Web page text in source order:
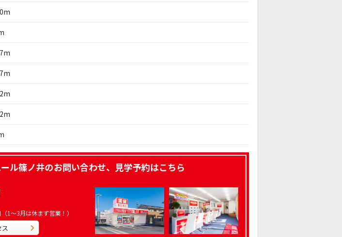
ル篠ノ井のお問い合わせ、見学予約はこちら
1～3月は休まず営業！）
ス